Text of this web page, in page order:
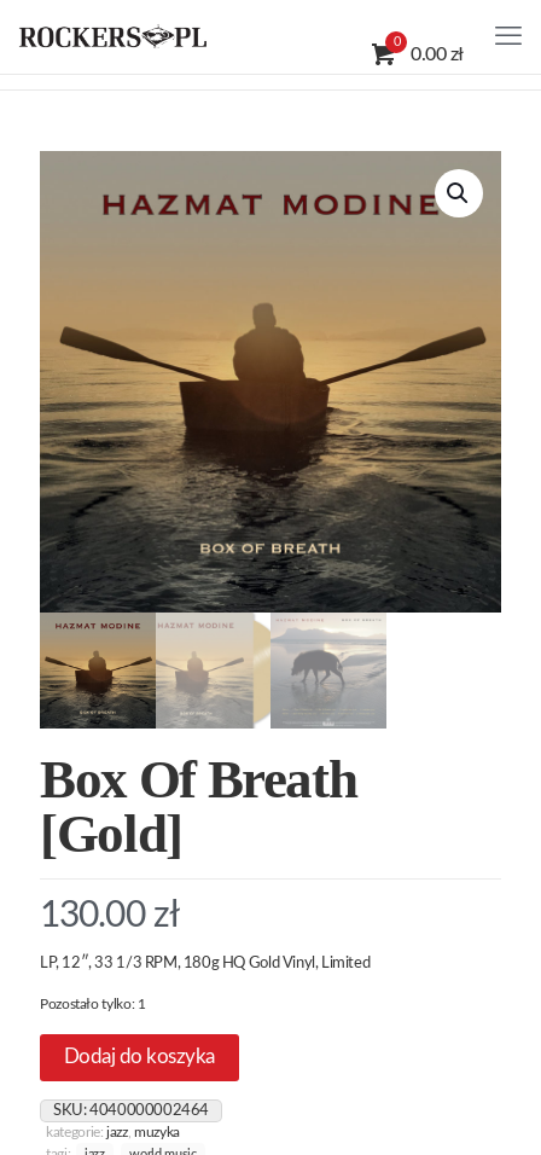
0
0.00 zł
Box Of Breath
[Gold]
130.00 zł
LP, 12″, 33 1/3 RPM, 180g HQ Gold Vinyl, Limited
Pozostało tylko: 1
Dodaj do koszyka
SKU:4040000002464
kategorie: jazz,muzyka